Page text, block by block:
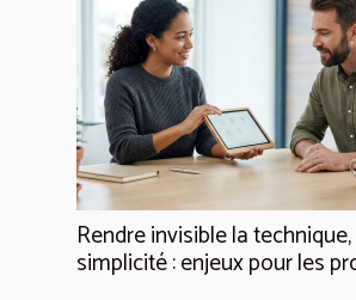
Rendre invisible la
simplicité : enjeux pour les